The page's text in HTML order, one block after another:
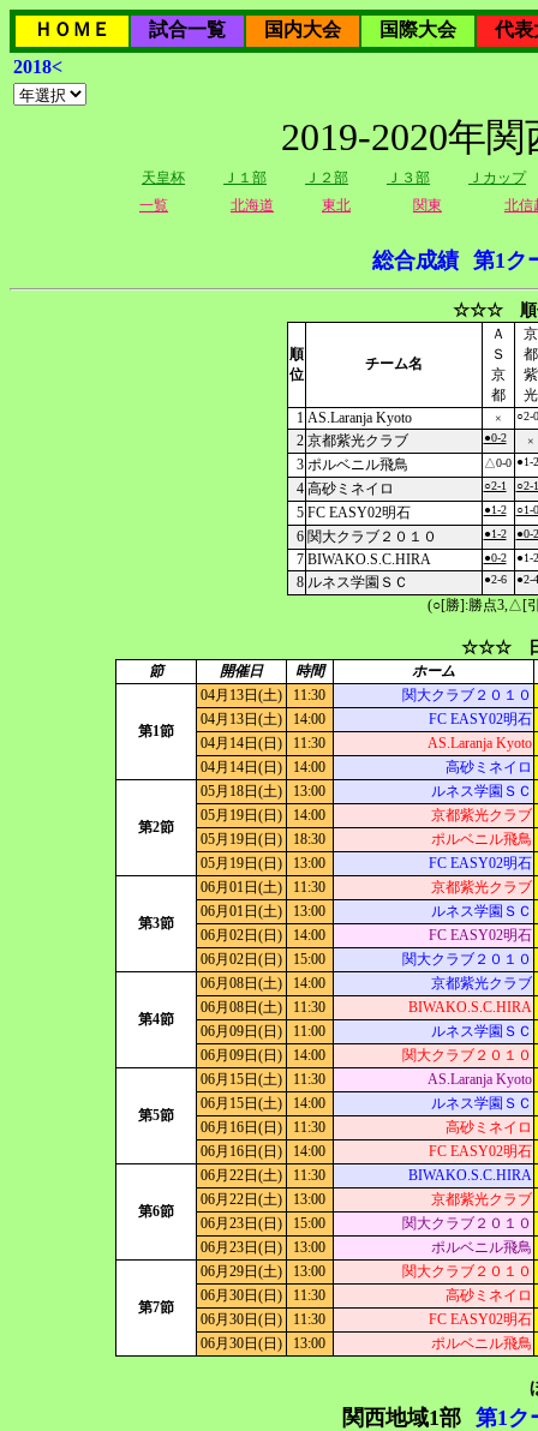
ＨＯＭＥ 試合一覧 国内大会 国際大会
代表
2018<
2019-2020年
天皇杯 Ｊ１部 Ｊ２部 Ｊ３部
Ｊカップ
一覧
北海道 東北 関東 北信
総合成績 第1ク
☆☆☆ 順
順
位
チーム名
Ａ
Ｓ
京
都
京
都
紫
光
1 AS.Laranja Kyoto × ○2-0
2 京都紫光クラブ ●0-2 ×
3 ポルベニル飛鳥 △0-0 ●1-2
4 高砂ミネイロ ○2-1 ○2-1
5 FC EASY02明石 ●1-2 ○1-0
6 関大クラブ２０１０ ●1-2 ●0-2
7 BIWAKO.S.C.HIRA ●0-2 ●1-2
8 ルネス学園ＳＣ ●2-6 ●2-4
(○[勝]:勝点3,△[
☆☆☆ 日
節 開催日 時間 ホーム
第1節
04月13日(土) 11:30
関大クラブ２０１０
04月13日(土)
14:00
FC EASY02明石
04月14日(日)
11:30
AS.Laranja Kyoto
04月14日(日)
14:00 高砂ミネイロ
第2節
05月18日(土) 13:00
ルネス学園ＳＣ
05月19日(日)
14:00
京都紫光クラブ
05月19日(日)
18:30
ポルベニル飛鳥
05月19日(日)
13:00 FC EASY02明石
第3節
06月01日(土) 11:30
京都紫光クラブ
06月01日(土)
13:00
ルネス学園ＳＣ
06月02日(日)
14:00
FC EASY02明石
06月02日(日)
15:00 関大クラブ２０１０
第4節
06月08日(土) 14:00
京都紫光クラブ
06月08日(土)
11:30
BIWAKO.S.C.HIRA
06月09日(日)
11:00
ルネス学園ＳＣ
06月09日(日)
14:00 関大クラブ２０１０
第5節
06月15日(土) 11:30
AS.Laranja Kyoto
06月15日(土)
14:00
ルネス学園ＳＣ
06月16日(日)
11:30
高砂ミネイロ
06月16日(日)
14:00 FC EASY02明石
第6節
06月22日(土) 11:30
BIWAKO.S.C.HIRA
06月22日(土)
13:00
京都紫光クラブ
06月23日(日)
15:00
関大クラブ２０１０
06月23日(日)
13:00 ポルベニル飛鳥
第7節
06月29日(土) 13:00
関大クラブ２０１０
06月30日(日)
11:30
高砂ミネイロ
06月30日(日)
11:30
FC EASY02明石
06月30日(日)
13:00 ポルベニル飛鳥
関西地域1部 第1ク